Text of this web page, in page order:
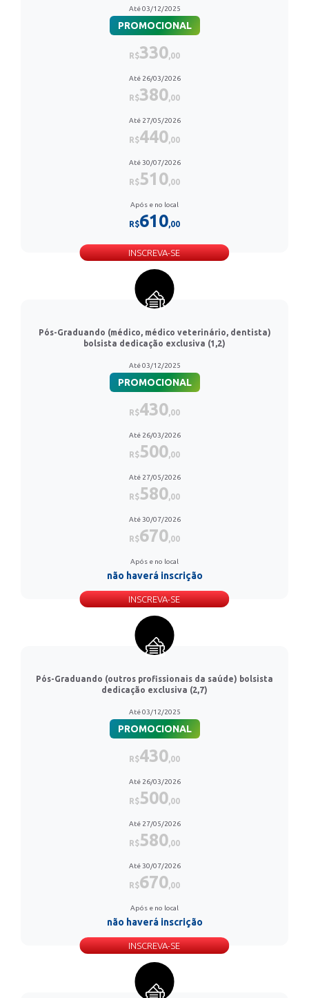
Até 03/12/2025
PROMOCIONAL
R$330,00
Até 26/03/2026
R$380,00
Até 27/05/2026
R$440,00
Até 30/07/2026
R$510,00
Após e no local
R$610,00
INSCREVA-SE
Pós-Graduando (médico, médico veterinário, dentista)
bolsista dedicação exclusiva (1,2)
Até 03/12/2025
PROMOCIONAL
R$430,00
Até 26/03/2026
R$500,00
Até 27/05/2026
R$580,00
Até 30/07/2026
R$670,00
Após e no local
não haverá inscrição
INSCREVA-SE
Pós-Graduando (outros profissionais da saúde) bolsista
dedicação exclusiva (2,7)
Até 03/12/2025
PROMOCIONAL
R$430,00
Até 26/03/2026
R$500,00
Até 27/05/2026
R$580,00
Até 30/07/2026
R$670,00
Após e no local
não haverá inscrição
INSCREVA-SE